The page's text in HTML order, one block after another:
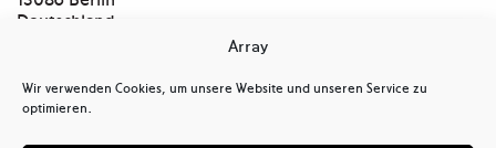
Array
Wir verwenden Cookies, um unsere Website und unseren Service zu
optimieren.
Deutschland
tel+ 49(0)30.47 37 39 39
mail@ostkreuz.de
Mein Konto